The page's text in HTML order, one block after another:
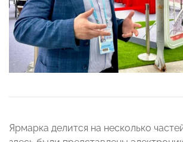
Ярмарка делится на несколько